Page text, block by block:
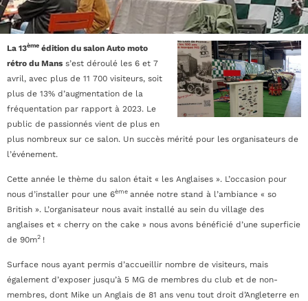
La 13ème édition du salon Auto moto
rétro du Mans s’est déroulé les 6 et 7
avril, avec plus de 11 700 visiteurs, soit
plus de 13% d’augmentation de la
fréquentation par rapport à 2023. Le
public de passionnés vient de plus en
plus nombreux sur ce salon. Un succès mérité pour les organisateurs de
l’événement.
Cette année le thème du salon était « les Anglaises ». L’occasion pour
nous d’installer pour une 6ème année notre stand à l’ambiance « so
British ». L’organisateur nous avait installé au sein du village des
anglaises et « cherry on the cake » nous avons bénéficié d’une superficie
de 90m2 !
Surface nous ayant permis d’accueillir nombre de visiteurs, mais
également d’exposer jusqu’à 5 MG de membres du club et de non-
membres, dont Mike un Anglais de 81 ans venu tout droit d’Angleterre en